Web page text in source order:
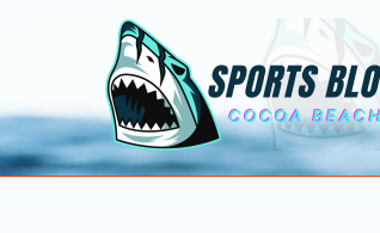
Sports Blog
Cocoa Beach